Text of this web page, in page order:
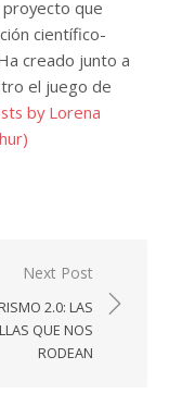
proyecto que
científico-
creado junto a
el juego de
by Lorena
Next Post
2.0: LAS
QUE NOS
RODEAN